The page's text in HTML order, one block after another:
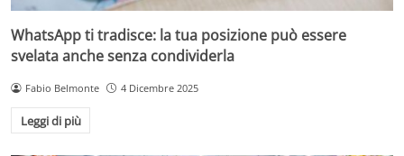
WhatsApp ti tradisce: la tua posizione può essere
svelata anche senza condividerla
Fabio Belmonte 4 Dicembre 2025
Leggi di più